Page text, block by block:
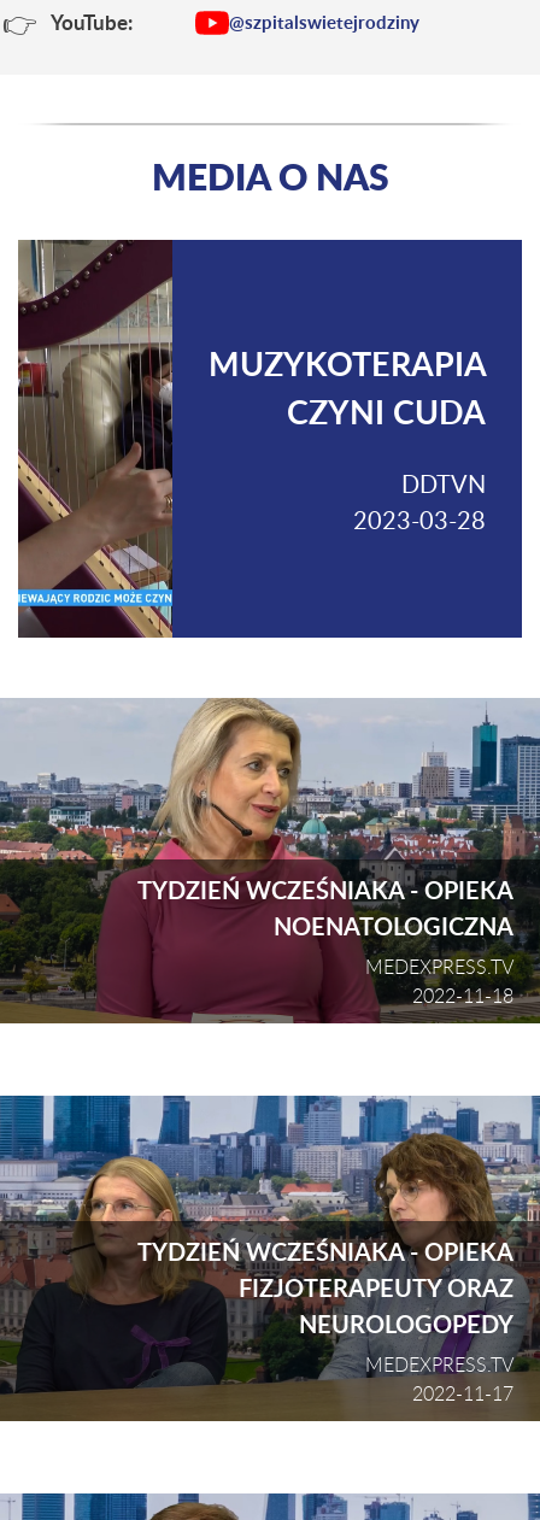
👉 YouTube: @szpitalswietejrodziny
MEDIA O NAS
MUZYKOTERAPIA
CZYNI CUDA
DDTVN
2023-03-28
TYDZIEŃ WCZEŚNIAKA - OPIEKA
NOENATOLOGICZNA
MEDEXPRESS.TV
2022-11-18
TYDZIEŃ WCZEŚNIAKA - OPIEKA
FIZJOTERAPEUTY ORAZ
NEUROLOGOPEDY
MEDEXPRESS.TV
2022-11-17